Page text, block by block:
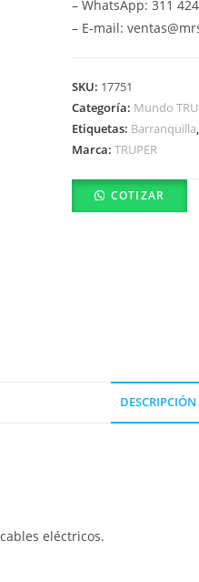
– WhatsApp: 311
– E-mail:
SKU: 17751
Categoría: Mundo
Etiquetas: Barranquilla
Marca:TRUPER
COTIZAR
DESCRIPCIÓN
eléctricos.